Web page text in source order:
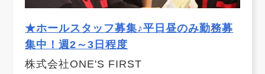
★ホールスタッフ募集♪平日昼のみ勤務募
集中！週2～3日程度
株式会社ONE'S FIRST